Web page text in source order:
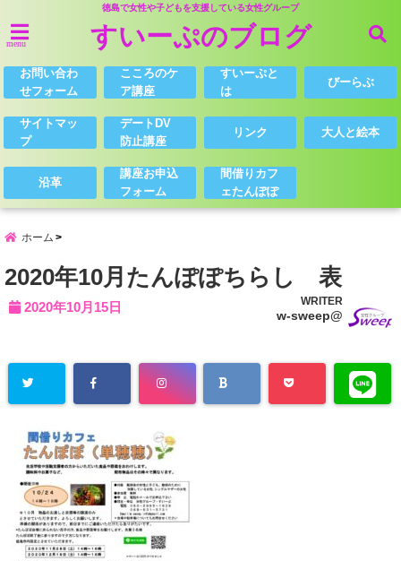
徳島で女性や子どもを支援している女性グループ
menu すいーぷのブログ
お問い合わ
せフォーム
こころのケ
ア講座
すいーぷと
は
びーらぶ
サイトマッ
プ
デートDV
防止講座
リンク 大人と絵本
沿革
講座お申込
フォーム
間借りカフ
ェたんぽぽ
ホーム
2020年10月たんぽぽちらし 表
2020年10月15日 WRITER
w-sweep@